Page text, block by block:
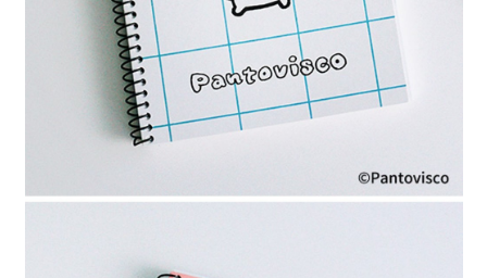
易，需依本服務之必要範圍內提供個人資料，並將交易相關給付款項請求債
權轉讓予恩沛科技股份有限公司。
２．關於個人資料處理事宜，請瀏覽以下網址：https://aftee.tw/terms/#terms3
３．未成年的使用者請事先徵得法定代理人或監護人之同意方可使用
「AFTEE先享後付」，若未經同意申辦者引起之損失，本公司不負相關責
４．使用「AFTEE先享後付」時，將依據個別帳號之用戶狀況，依本公司即
時審查核予不同之上限額度；若仍有額度不足之情形，本公司將視審查結果
５．嚴禁一人註冊多個帳號或使用他人資訊註冊。若發現惡意使用之情形，
恩沛科技股份有限公司將有權停止該用戶之使用額度並採取法律行動。